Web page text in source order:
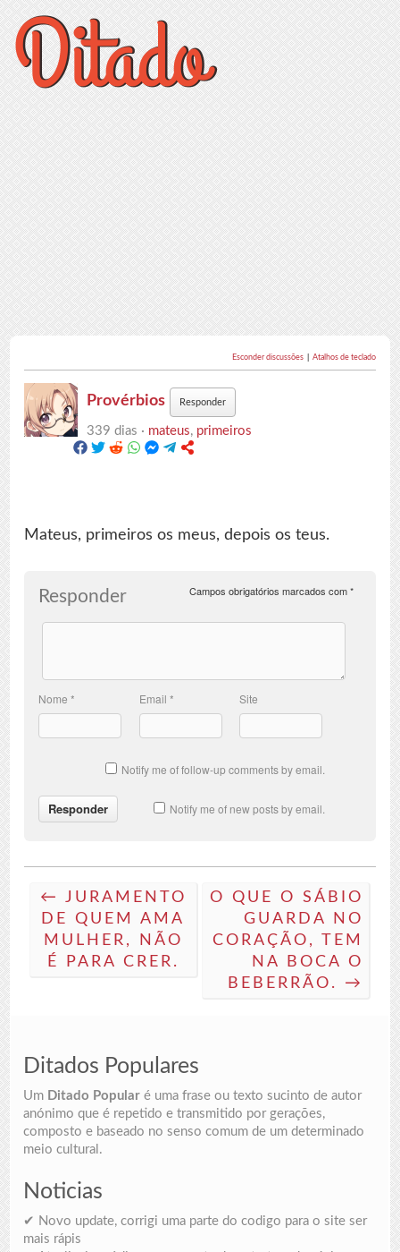
Esconder discussões Atalhos de teclado
Provérbios Responder
339 dias · mateus, primeiros
Mateus, primeiros os meus, depois os teus.
Responder Campos obrigatórios marcados com*
Nome* Email * Site
Notify me of follow-up comments by email.
Notify me of new posts by email.
← JURAMENTO
DE QUEM AMA
MULHER, NÃO
É PARA CRER.
O QUE O SÁBIO
GUARDA NO
CORAÇÃO, TEM
NA BOCA O
BEBERRÃO. →
Ditados Populares
Um Ditado Popular é uma frase ou texto sucinto de autor
anónimo que é repetido e transmitido por gerações,
composto e baseado no senso comum de um determinado
meio cultural.
Noticias
✔ Novo update, corrigi uma parte do codigo para o site ser
mais rápis